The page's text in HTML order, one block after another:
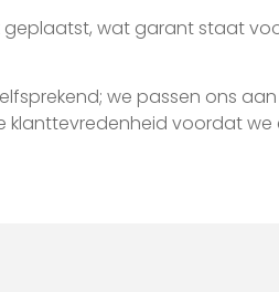
geplaatst, wat garant staat
we passen ons
klanttevredenheid voordat we